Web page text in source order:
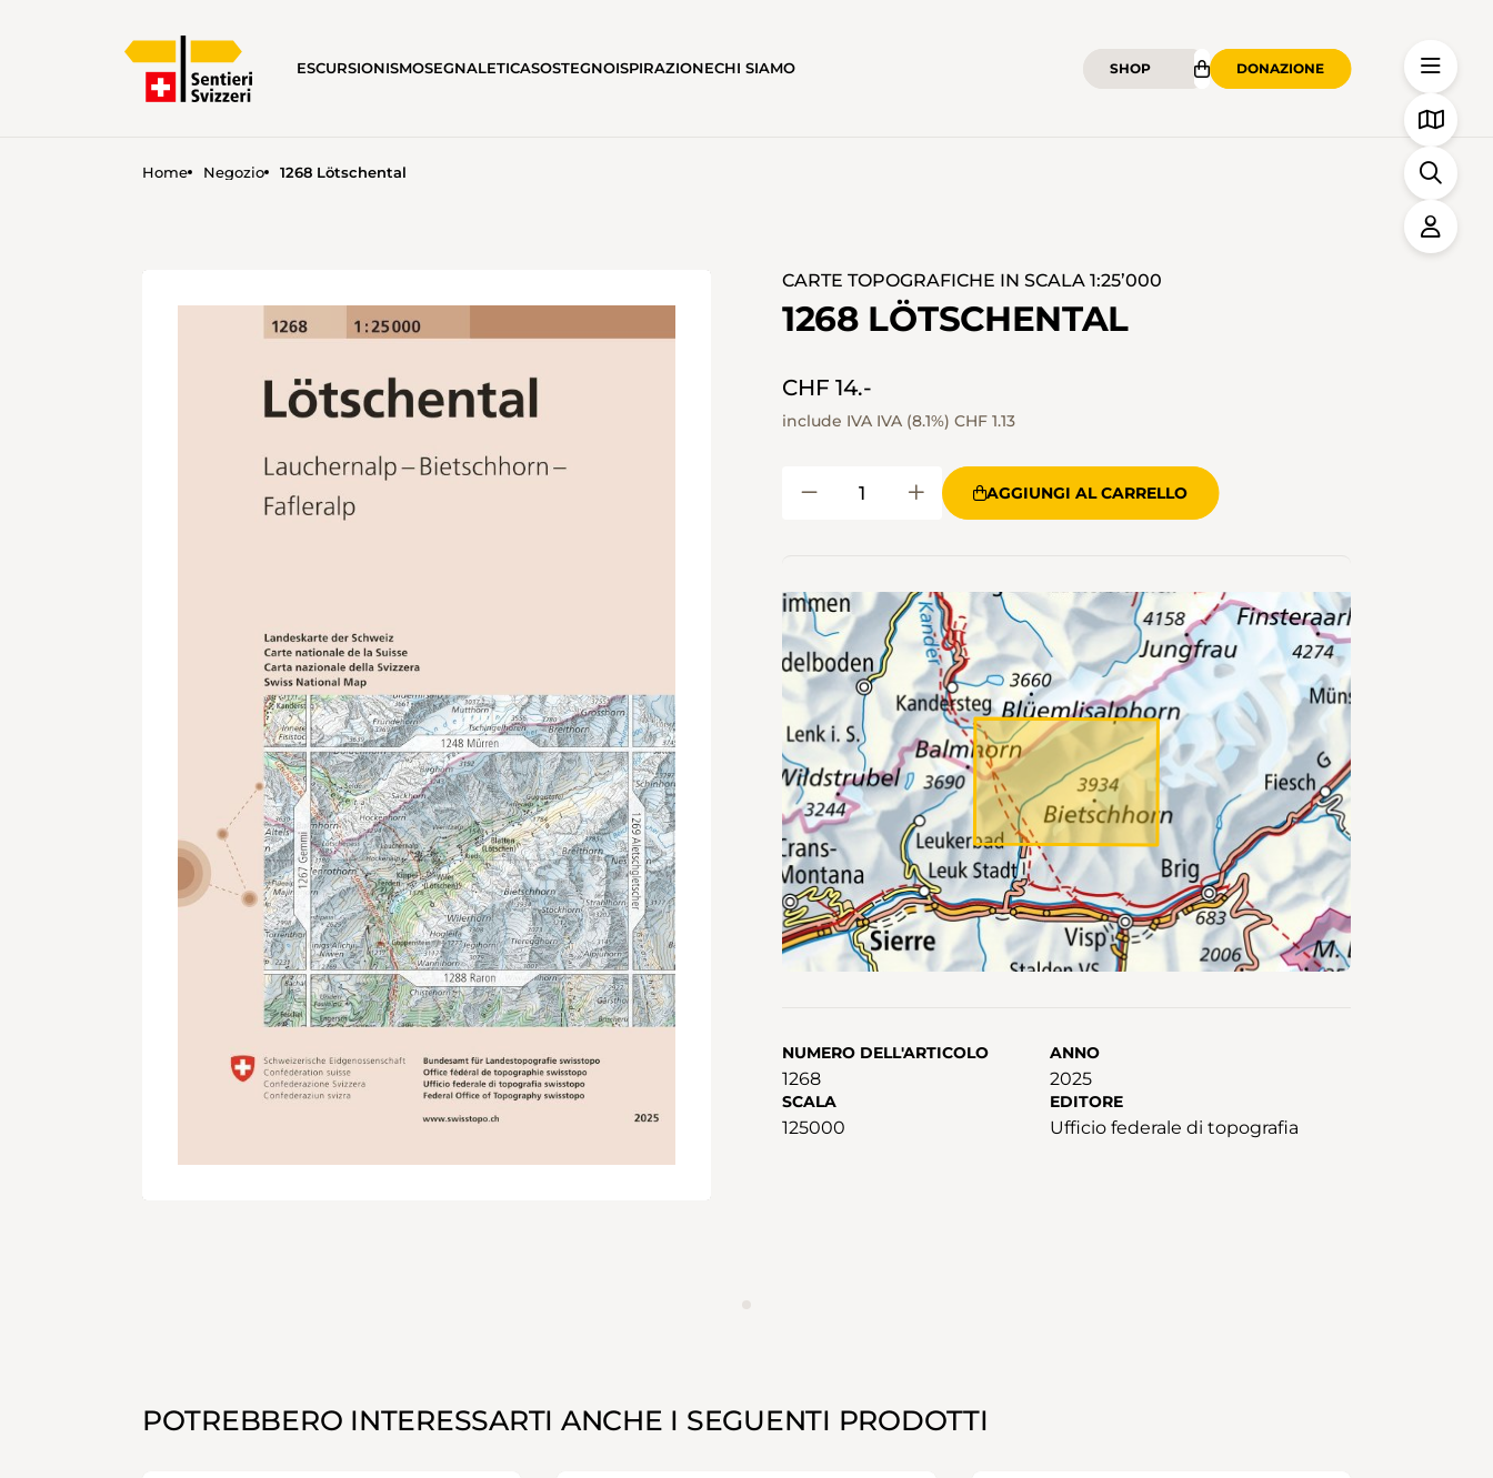
ESCURSIONISMOSEGNALETICASOSTEGNOISPIRAZIONECHI SIAMO SHOP DONAZIONE
Home Negozio 1268 Lötschental
CARTE TOPOGRAFICHE IN SCALA 1:25’000
1268 LÖTSCHENTAL
CHF 14.-
include IVA IVA (8.1%) CHF 1.13
AGGIUNGI AL CARRELLO
NUMERO DELL'ARTICOLO
1268
ANNO
2025
SCALA
125000
EDITORE
Ufficio federale di topografia
POTREBBERO INTERESSARTI ANCHE I SEGUENTI PRODOTTI